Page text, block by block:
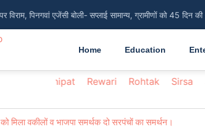
पिनगवां एजेंसी बोली- सप्लाई सामान्य, ग्रामीणों को 45 दिन
Home Education
Panipat Rewari Rohtak Sirsa
मिला वकीलों व भाजपा समर्थक दो सरपंचों का समर्थन।